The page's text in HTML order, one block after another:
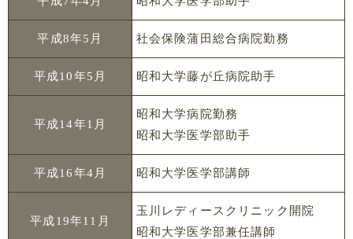
平成8年5月 社会保険蒲田総合病院勤務
平成10年5月 昭和大学藤が丘病院助手
平成14年1月
昭和大学病院勤務
昭和大学医学部助手
平成16年4月 昭和大学医学部講師
平成19年11月
玉川レディースクリニック開院
昭和大学医学部兼任講師